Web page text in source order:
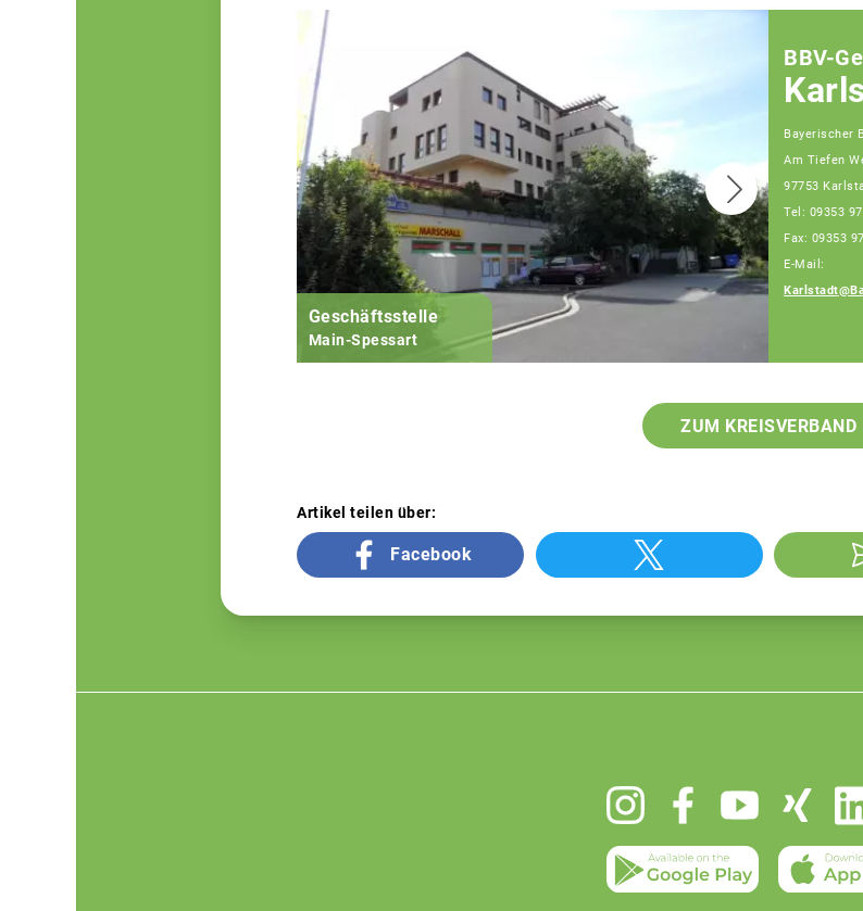
Geschäftsstelle
Main-Spessart
BBV-
Bayerischer
Am Tiefen
97753
Tel: 09353
Fax: 09353
E-Mail:
ZUM KREISVERBAND
Artikel teilen über:
Facebook